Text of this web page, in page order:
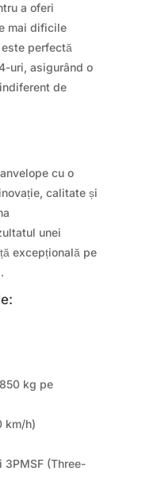
a oferi
mai dificile
perfectă
uri, asigurând o
de
cu o
calitate și
unei
excepțională pe
kg pe
km/h)
3PMSF (Three-